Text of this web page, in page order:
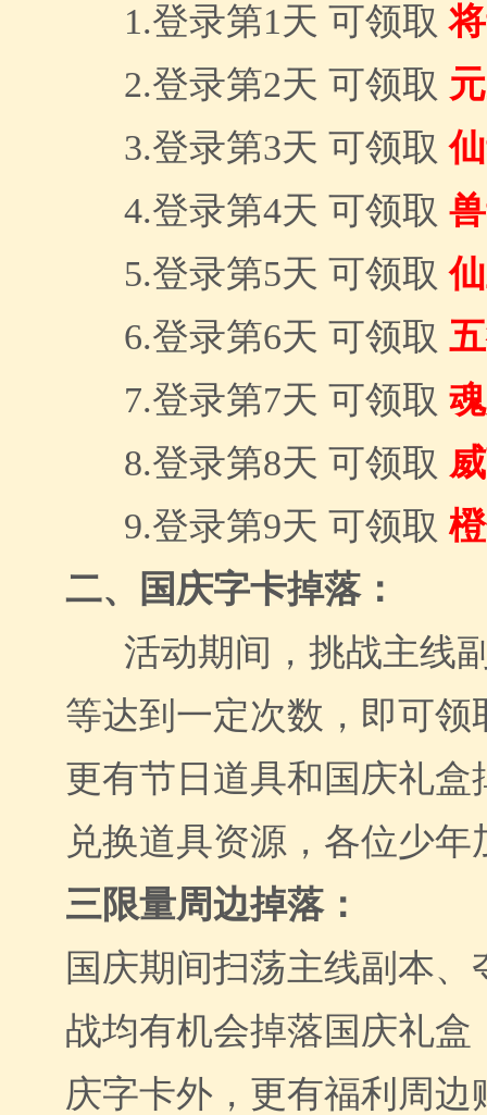
1.登录第1天 可领取
2.登录第2天 可领取
3.登录第3天 可领取
4.登录第4天 可领取
5.登录第5天 可领取
6.登录第6天 可领取
7.登录第7天 可领取
8.登录第8天 可领取
9.登录第9天 可领取
二、
国庆字卡掉落：
活动期间，挑战主线
等达到一定次数，即可领
更有节日道具和国庆礼盒
兑换道具资源，各位少年
三限量周边掉落：
国庆期间扫荡主线副本
战均有机会掉落国庆礼盒
庆字卡外，更有福利周边